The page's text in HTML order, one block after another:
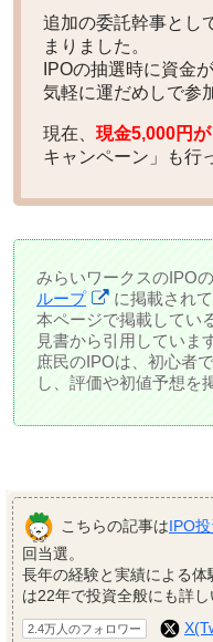
追加の委託幹事とし
まりました。
IPOの抽選時に資金
気軽に運だめしで参
現在、 現金5,000円
キャンペーン」も行
みらいワークスのIPO
ループ
に掲載されて
本ページで掲載してい
見書から引用していま
庶民のIPOは、初心者
し、評価や初値予想を
こちらの記事はIPO
回当選。
長年の経験と実績による体
は22年で投資全般にも詳し
2.4万人のフォロワー